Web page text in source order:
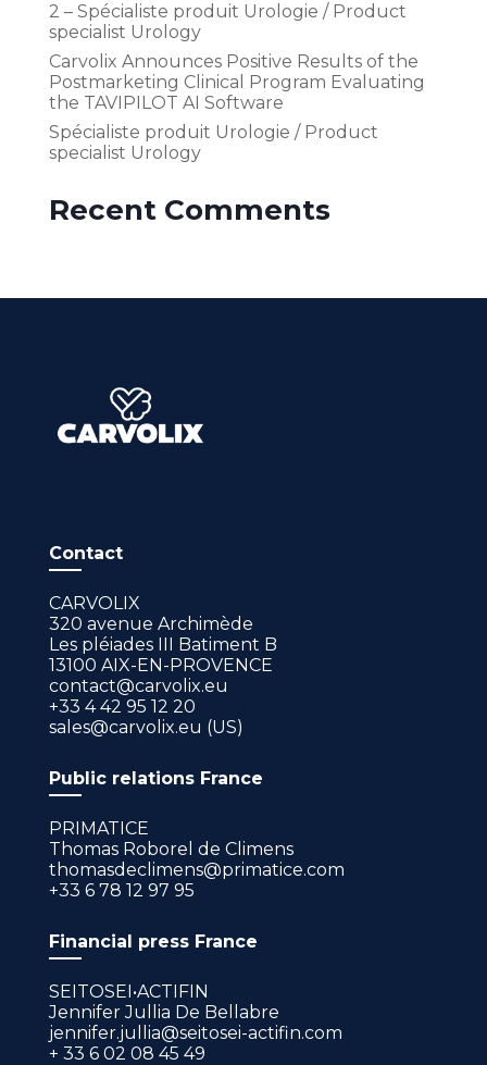
2 – Spécialiste produit Urologie / Product
specialist Urology
Carvolix Announces Positive Results of the
Postmarketing Clinical Program Evaluating
the TAVIPILOT AI Software
Spécialiste produit Urologie / Product
specialist Urology
Recent Comments
Contact
CARVOLIX
320 avenue Archimède
Les pléiades III Batiment B
13100 AIX-EN-PROVENCE
contact@carvolix.eu
+33 4 42 95 12 20
sales@carvolix.eu (US)
Public relations France
PRIMATICE
Thomas Roborel de Climens
thomasdeclimens@primatice.com
+33 6 78 12 97 95
Financial press France
SEITOSEI•ACTIFIN
Jennifer Jullia De Bellabre
jennifer.jullia@seitosei-actifin.com
+ 33 6 02 08 45 49